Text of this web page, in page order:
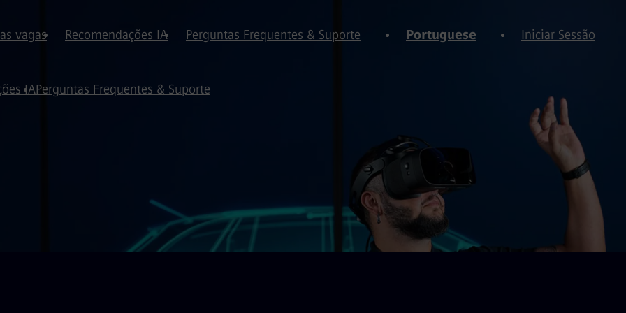
vagas Recomendações IA Perguntas Frequentes & Suporte Portuguese Iniciar Sessão
IAPerguntas Frequentes & Suporte